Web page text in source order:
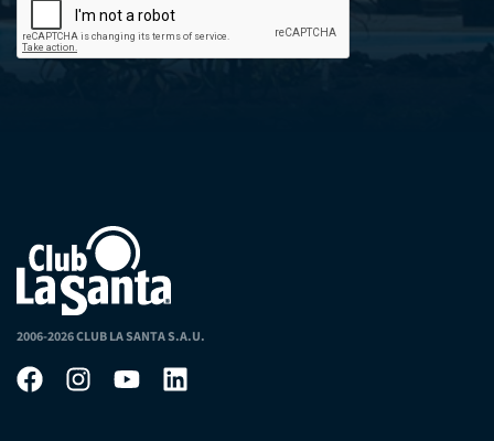
2006-2026 CLUB LA SANTA S.A.U.